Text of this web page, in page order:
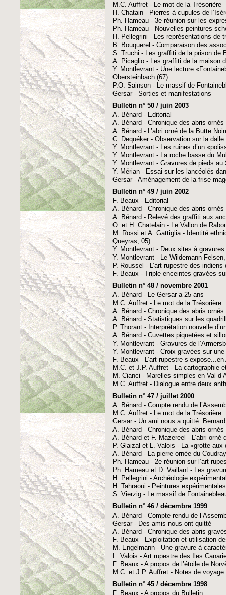
M.C. Auffret - Le mot de la Trésorière
H. Chatain - Pierres à cupules de
Ph. Hameau - 3e réunion sur les
Ph. Hameau - Nouvelles peintures
H. Pellegrini - Les représentations de
B. Bouquerel - Comparaison des
S. Truchi - Les graffiti de la prison de
A. Picaglio - Les graffiti de la maison
Y. Montlevrant - Une lecture
Obersteinbach (67).
P.O. Sainson - Le massif de
Gersar - Sorties et manifestations
Bulletin n° 50 / juin 2003
A. Bénard - Editorial
A. Bénard - Chronique des abris ornés
A. Bénard - L’abri orné de la Butte
C. Dequéker - Observation sur la
Y. Montlevrant - Les ruines d’un
Y. Montlevrant - La roche basse du
Y. Montlevrant - Gravures de pieds
Y. Mérian - Essai sur les lancéolés
Gersar - Aménagement de la frise
Bulletin n° 49 / juin 2002
F. Beaux - Editorial
A. Bénard - Chronique des abris ornés
A. Bénard - Relevé des graffiti aux
O. et H. Chatelain - Le Vallon de
M. Rossi et A. Gattiglia - Identité
Queyras, 05)
Y. Montlevrant - Deux sites à
Y. Montlevrant - Le Wildemann
P. Roussel - L’art rupestre des
F. Beaux - Triple-enceintes gravées
Bulletin n° 48 / novembre 2001
A. Bénard - Le Gersar a 25 ans
M.C. Auffret - Le mot de la Trésorière
A. Bénard - Chronique des abris ornés
A. Bénard - Statistiques sur les
P. Thorant - Interprétation nouvelle
A. Bénard - Cuvettes piquetées et
Y. Montlevrant - Gravures de
Y. Montlevrant - Croix gravées sur
F. Beaux - L’art rupestre
M.C. et J.P. Auffret - La cartographie
M. Cianci - Marelles simples en Val
M.C. Auffret - Dialogue entre deux
Bulletin n° 47 / juillet 2000
A. Bénard - Compte rendu de
M.C. Auffret - Le mot de la Trésorière
Gersar - Un ami nous a quitté:
A. Bénard - Chronique des abris ornés
A. Bénard et F. Mazereel - L’abri
P. Glaizal et L. Valois - La «grotte
A. Bénard - La pierre ornée du
Ph. Hameau - 2e réunion sur l’art
Ph. Hameau et D. Vaillant - Les
H. Pellegrini - Archéologie
H. Tahraoui - Peintures
S. Vierzig - Le massif de
Bulletin n° 46 / décembre 1999
A. Bénard - Compte rendu de
Gersar - Des amis nous ont quitté
A. Bénard - Chronique des abris
F. Beaux - Exploitation et utilisation
M. Engelmann - Une gravure à
L. Valois - Art rupestre des Iles
F. Beaux - A propos de l’étoile de
M.C. et J.P. Auffret - Notes de
Bulletin n° 45 / décembre 1998
F. Beaux - A propos du Bulletin